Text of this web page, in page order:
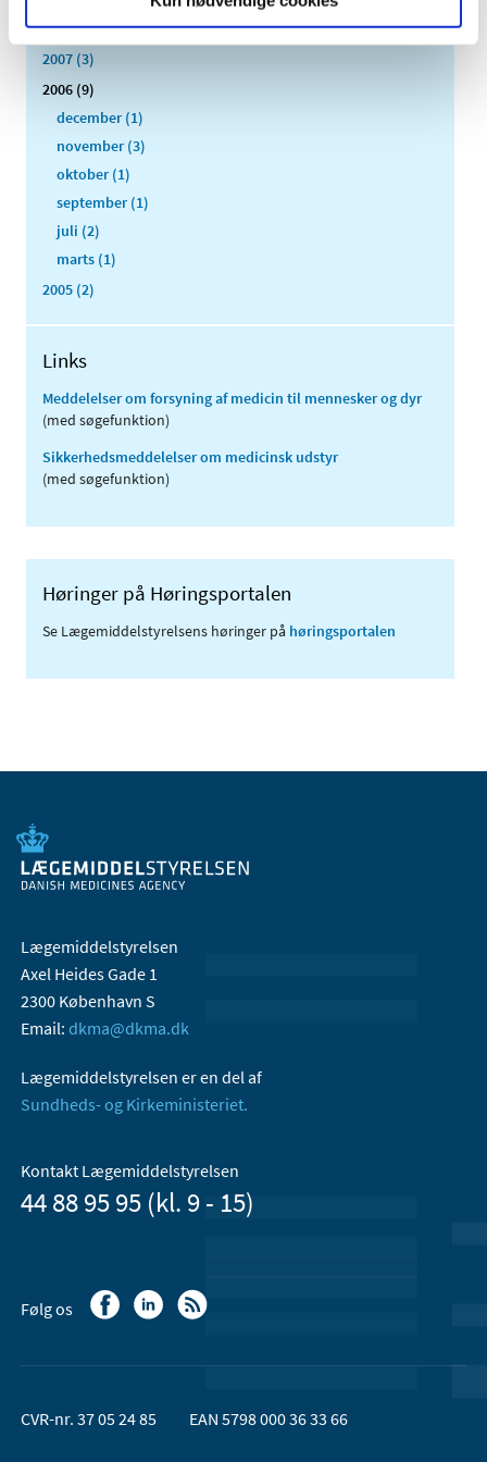
2008 (8)
2007 (3)
2006 (9)
december (1)
november (3)
oktober (1)
september (1)
juli (2)
marts (1)
2005 (2)
Links
Meddelelser om forsyning af medicin til mennesker og dyr
(med søgefunktion)
Sikkerhedsmeddelelser om medicinsk udstyr
(med søgefunktion)
Høringer på Høringsportalen
Se Lægemiddelstyrelsens høringer på høringsportalen
Lægemiddelstyrelsen
Axel Heides Gade 1
2300 København S
Email: dkma@dkma.dk
Lægemiddelstyrelsen er en del af
Sundheds- og Kirkeministeriet.
Kontakt Lægemiddelstyrelsen
44 88 95 95 (kl. 9 - 15)
Følg os
CVR-nr. 37 05 24 85 EAN 5798 000 36 33 66